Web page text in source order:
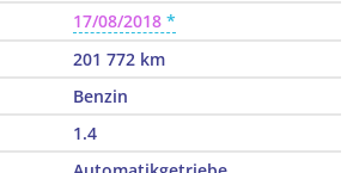
17/08/2018
201 772 km
Benzin
1.4